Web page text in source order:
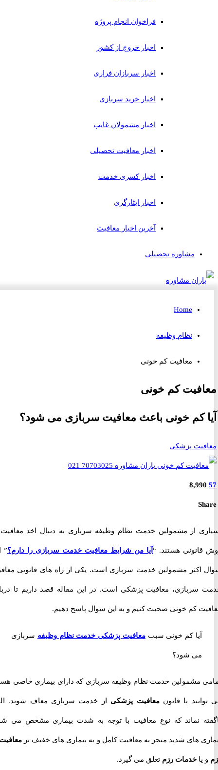
فراخوان انجام پروژه
اخبار خروج از کشور
اخبار سربازان فراری
اخبار خرید سربازی
اخبار مشمولان غایب
اخبار معافیت تحصیلی
اخبار کسری خدمت
اخبار ایثارگری
آخرین اخبار معافیت
مشاوره تحصیلی
Home
نظام وظیفه
معافیت کم خونی
کم خونی
کم خونی باعث معافیت سربازی می شود؟
پزشکی
از مشمولین خدمت نظام وظیفه سربازی به دنبال اخذ معافیت از
هستند. “آیا من شرایط معافیت خدمت سربازی را دارم؟ ” این
اکثر مشمولین خدمت سربازی است. یکی از راه های قانونی معافیت
سربازی، معافیت پزشکی است. در این مقاله قصد داریم تا درباره
کم خونی صحبت کنیم و به این سوال پاسخ دهیم.
آیا کم خونی سببمعافیت پزشکی خدمت نظام وظیفهسربازی
می شود؟
مشمولین خدمت نظام وظیفه سربازی که دارای بیماری خاصی هستند
با قانونمعافیت پزشکیاز خدمت سربازی معاف شوند. البته
نماند که نوع معافیت با توجه به شدت بیماری مشخص می شود.
های شدید منجر به معافیت کامل و به بیماری های خفیف تر معافیت از
خدمات رزم تعلق می گیرد.